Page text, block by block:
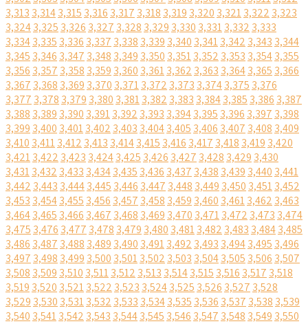
3,313 3,3143,315 3,316 3,317 3,318 3,319 3,320 3,3213,322 3,323
3,3243,325 3,326 3,327 3,328 3,329 3,330 3,3313,332 3,333
3,3343,335 3,336 3,337 3,338 3,339 3,340 3,3413,342 3,343 3,344
3,345 3,346 3,347 3,348 3,349 3,350 3,3513,352 3,353 3,3543,355
3,356 3,357 3,358 3,359 3,360 3,3613,362 3,363 3,3643,365 3,366
3,367 3,368 3,369 3,370 3,3713,372 3,373 3,3743,375 3,376
3,377 3,378 3,379 3,380 3,3813,382 3,383 3,3843,385 3,386 3,387
3,388 3,389 3,390 3,3913,392 3,393 3,3943,395 3,396 3,397 3,398
3,399 3,400 3,4013,402 3,403 3,4043,405 3,406 3,407 3,408 3,409
3,410 3,4113,412 3,413 3,4143,415 3,416 3,417 3,418 3,419 3,420
3,4213,422 3,423 3,4243,425 3,426 3,427 3,428 3,429 3,430
3,4313,432 3,433 3,4343,435 3,436 3,437 3,438 3,439 3,440 3,441
3,442 3,443 3,4443,445 3,446 3,447 3,448 3,449 3,450 3,4513,452
3,453 3,4543,455 3,456 3,457 3,458 3,459 3,460 3,4613,462 3,463
3,4643,465 3,466 3,467 3,468 3,469 3,470 3,4713,472 3,473 3,474
3,475 3,476 3,477 3,478 3,479 3,480 3,4813,482 3,483 3,4843,485
3,486 3,487 3,488 3,489 3,490 3,4913,492 3,493 3,4943,495 3,496
3,497 3,498 3,499 3,500 3,5013,502 3,503 3,5043,505 3,506 3,507
3,508 3,509 3,510 3,5113,512 3,513 3,5143,515 3,516 3,517 3,518
3,519 3,520 3,5213,522 3,523 3,5243,525 3,526 3,527 3,528
3,529 3,530 3,5313,532 3,533 3,5343,535 3,536 3,537 3,538 3,539
3,540 3,5413,542 3,543 3,5443,545 3,546 3,547 3,548 3,549 3,550